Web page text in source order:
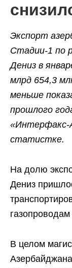
Экспорт
Стадии-1 по
Дениз в
млрд 654,3
меньше
прошлого
«Интерфакс-
статистке.
На долю
Дениз
В целом